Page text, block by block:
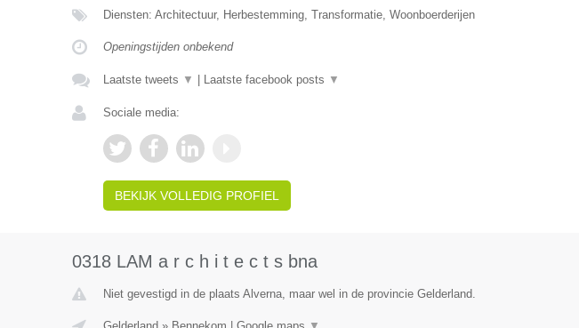
Diensten: Architectuur, Herbestemming, Transformatie, Woonboerderijen
Openingstijden onbekend
Laatste tweets ▼ Laatste facebook posts ▼
Sociale media:
BEKIJK VOLLEDIG PROFIEL
0318 LAM a r c h i t e c t s bna
Niet gevestigd in de plaats Alverna, maar wel in de provincie Gelderland.